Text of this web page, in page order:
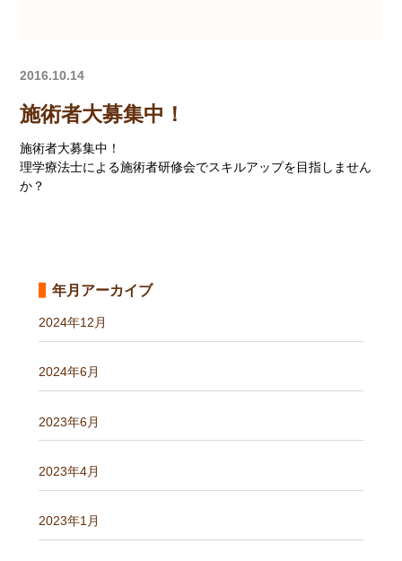
2016.10.14
施術者大募集中！
施術者大募集中！
理学療法士による施術者研修会でスキルアップを目指しません
か？
年月アーカイブ
2024年12月
2024年6月
2023年6月
2023年4月
2023年1月